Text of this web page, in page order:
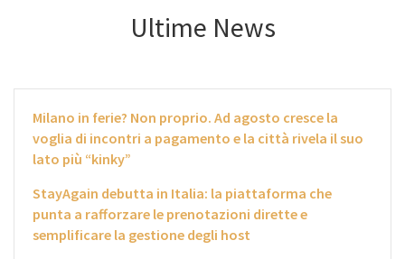
Ultime News
Milano in ferie? Non proprio. Ad agosto cresce la
voglia di incontri a pagamento e la città rivela il suo
lato più “kinky”
StayAgain debutta in Italia: la piattaforma che
punta a rafforzare le prenotazioni dirette e
semplificare la gestione degli host